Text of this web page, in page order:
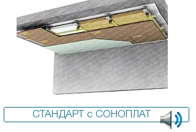
СТАНДАРТ с СОНОПЛАТ